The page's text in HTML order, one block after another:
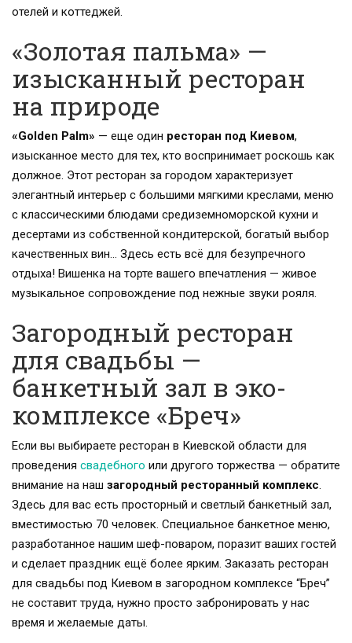
отелей и коттеджей.
«Золотая пальма» —
изысканный ресторан
на природе
«Golden Palm» — еще один ресторан под Киевом,
изысканное место для тех, кто воспринимает роскошь как
должное. Этот ресторан за городом характеризует
элегантный интерьер с большими мягкими креслами, меню
с классическими блюдами средиземноморской кухни и
десертами из собственной кондитерской, богатый выбор
качественных вин… Здесь есть всё для безупречного
отдыха! Вишенка на торте вашего впечатления — живое
музыкальное сопровождение под нежные звуки рояля.
Загородный ресторан
для свадьбы —
банкетный зал в эко-
комплексе «Бреч»
Если вы выбираете ресторан в Киевской области для
проведения свадебного или другого торжества — обратите
внимание на наш загородный ресторанный комплекс.
Здесь для вас есть просторный и светлый банкетный зал,
вместимостью 70 человек. Специальное банкетное меню,
разработанное нашим шеф-поваром, поразит ваших гостей
и сделает праздник ещё более ярким. Заказать ресторан
для свадьбы под Киевом в загородном комплексе “Бреч”
не составит труда, нужно просто забронировать у нас
время и желаемые даты.